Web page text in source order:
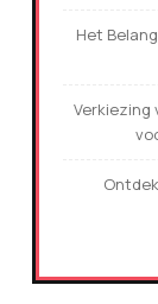
Het
Verkiezing